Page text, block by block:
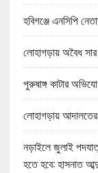
হবিগঞ্জে এনসিপি
লোহাগড়ায় অবৈধ সার
পুরুষাঙ্গ কাটার
লোহাগড়ায় আদালতের
নড়াইলে জুলাই
হতে হবে: হাসনাত